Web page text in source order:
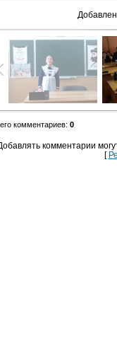
комментариев: 0
комментарии
[